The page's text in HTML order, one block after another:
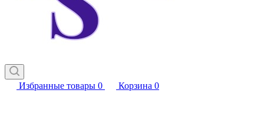
Избранные товары 0 Корзина 0